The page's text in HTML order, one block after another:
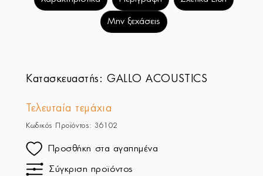
Μην ξεχάσεις
Κατασκευαστής:GALLO ACOUSTICS
Τελευταία τεμάχια
Κωδικός Προϊόντος: 36102
Προσθήκη στα αγαπημένα
Σύγκριση προϊόντος